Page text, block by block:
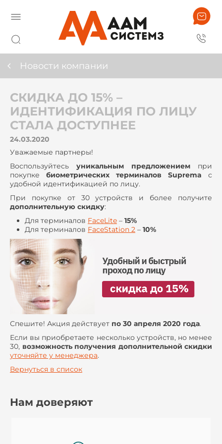
Новости компании
СКИДКА ДО 15% –
ИДЕНТИФИКАЦИЯ ПО ЛИЦУ
СТАЛА ДОСТУПНЕЕ
24.03.2020
Уважаемые партнеры!
Воспользуйтесь уникальным предложением при
покупке биометрических терминалов Suprema с
удобной идентификацией по лицу.
При покупке от 30 устройств и более получите
дополнительную скидку:
Для терминалов FaceLite – 15%
Для терминалов FaceStation 2 – 10%
Спешите! Акция действует по 30 апреля 2020 года.
Если вы приобретаете несколько устройств, но менее
30, возможность получения дополнительной скидки
уточняйте у менеджера.
Вернуться в список
Нам доверяют